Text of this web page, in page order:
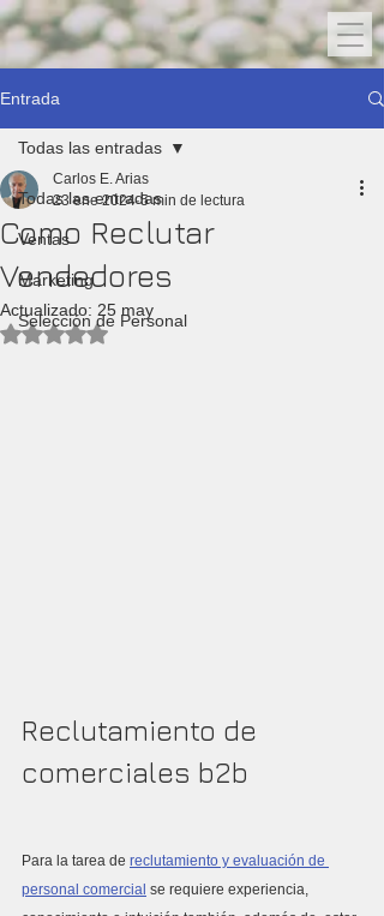
Entrada
Todas las entradas
Ventas
Marketing
Selección de Personal
Todas las entradas
Como Reclutar
Vendedores
Carlos E. Arias
23 ene 2024 5 min de lectura
Actualizado: 25 may
Obtuvo NaN de 5 estrellas.
Reclutamiento de
comerciales b2b
Para la tarea de reclutamiento y evaluación de
personal comercial se requiere experiencia,